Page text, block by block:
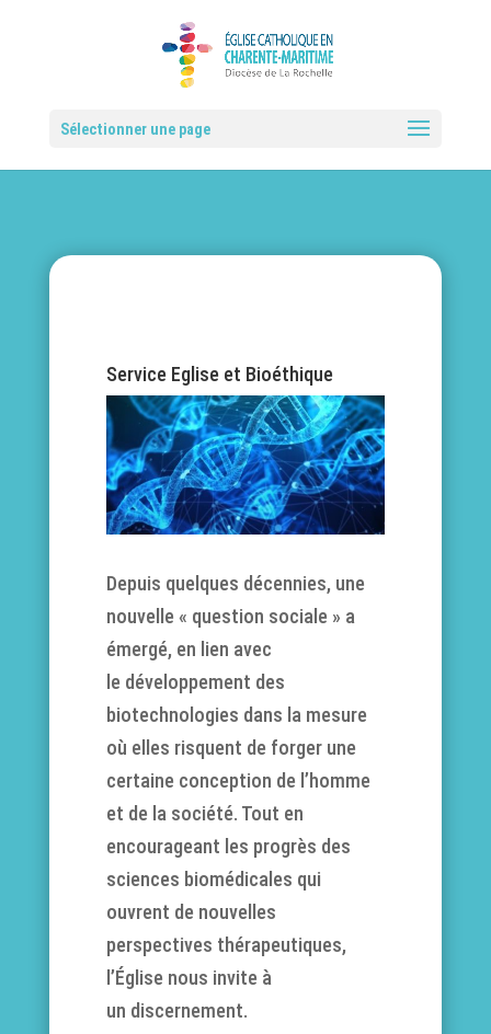
Sélectionner une page
Service Eglise et Bioéthique
Depuis quelques décennies, une
nouvelle « question sociale » a
émergé, en lien avec
le développement des
biotechnologies dans la mesure
où elles risquent de forger une
certaine conception de l’homme
et de la société. Tout en
encourageant les progrès des
sciences biomédicales qui
ouvrent de nouvelles
perspectives thérapeutiques,
l’Église nous invite à
un discernement.